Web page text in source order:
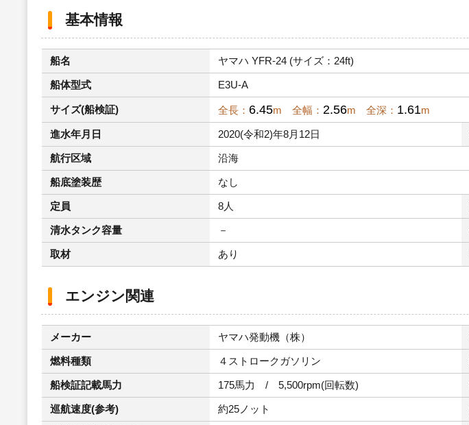
基本情報
船名 ヤマハ YFR-24 (サイズ：24ft)
船体型式 E3U-A
サイズ(船検証) 全長： 6.45m 全幅： 2.56m 全深： 1.61m
進水年月日 2020(令和2)年8月12日
航行区域 沿海
船底塗装歴 なし
定員 8人
清水タンク容量 －
取材 あり
エンジン関連
メーカー ヤマハ発動機（株）
燃料種類 ４ストロークガソリン
船検証記載馬力 175馬力 / 5,500rpm(回転数)
巡航速度(参考) 約25ノット